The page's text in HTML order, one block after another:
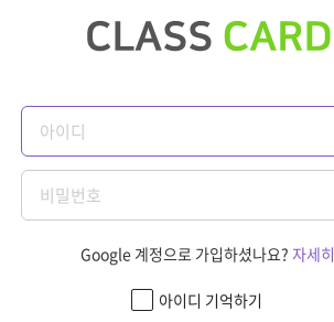
Google 계정으로 가입하셨나요?자세히
아이디 기억하기